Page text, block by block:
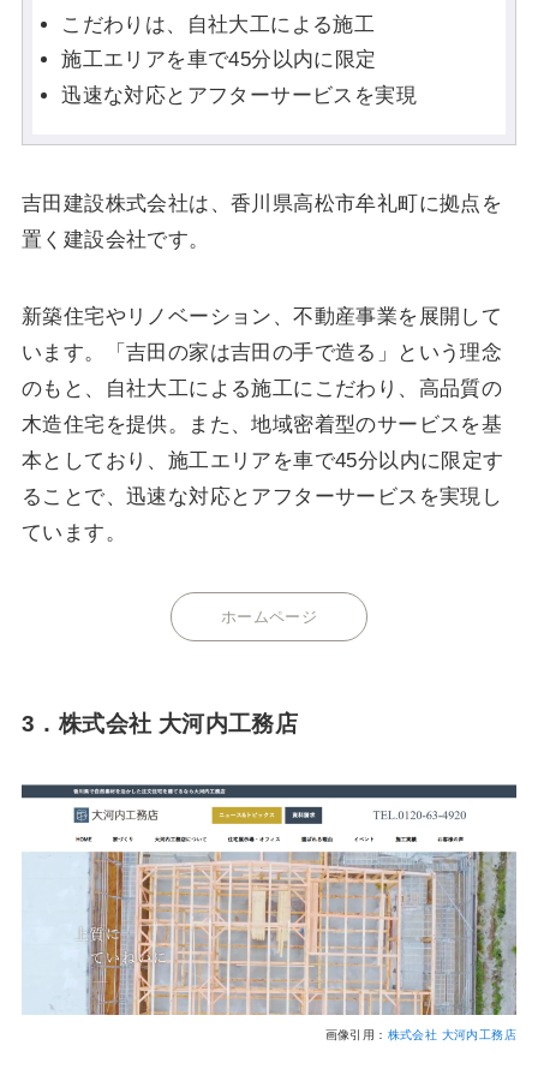
こだわりは、自社大工による施工
施工エリアを車で45分以内に限定
迅速な対応とアフターサービスを実現
吉田建設株式会社は、香川県高松市牟礼町に拠点を
置く建設会社です。
新築住宅やリノベーション、不動産事業を展開して
います。「吉田の家は吉田の手で造る」という理念
のもと、自社大工による施工にこだわり、高品質の
木造住宅を提供。また、地域密着型のサービスを基
本としており、施工エリアを車で45分以内に限定す
ることで、迅速な対応とアフターサービスを実現し
ています。
ホームページ
3． 株式会社 大河内工務店
画像引用： 株式会社 大河内工務店